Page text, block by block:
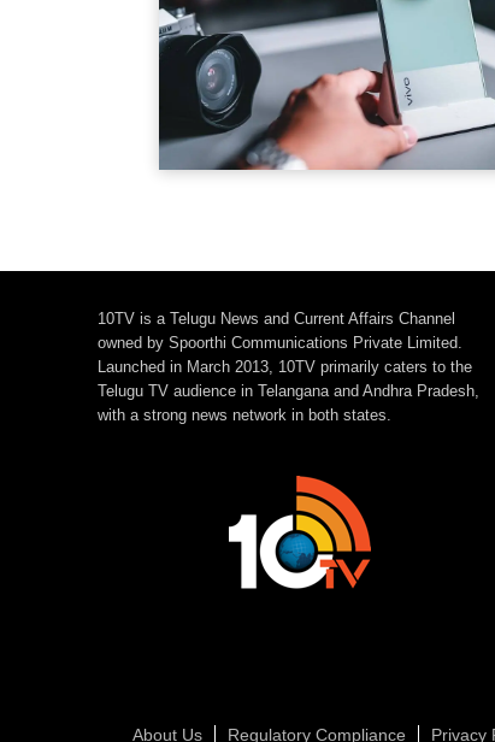
10TV is a Telugu News and Current Affairs Channel
owned by Spoorthi Communications Private Limited.
Launched in March 2013, 10TV primarily caters to the
Telugu TV audience in Telangana and Andhra Pradesh,
with a strong news network in both states.
About Us Regulatory Compliance Privacy